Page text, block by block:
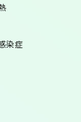
染症